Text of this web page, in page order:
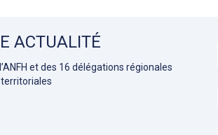
ACTUALITÉ
et des 16 délégations régionales